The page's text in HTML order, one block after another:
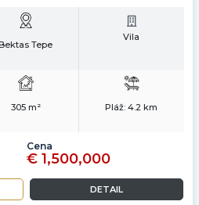
Tepe
Vila
305 m² Pláž:4.2 km
Cena
€ 1,500,000
DETAIL